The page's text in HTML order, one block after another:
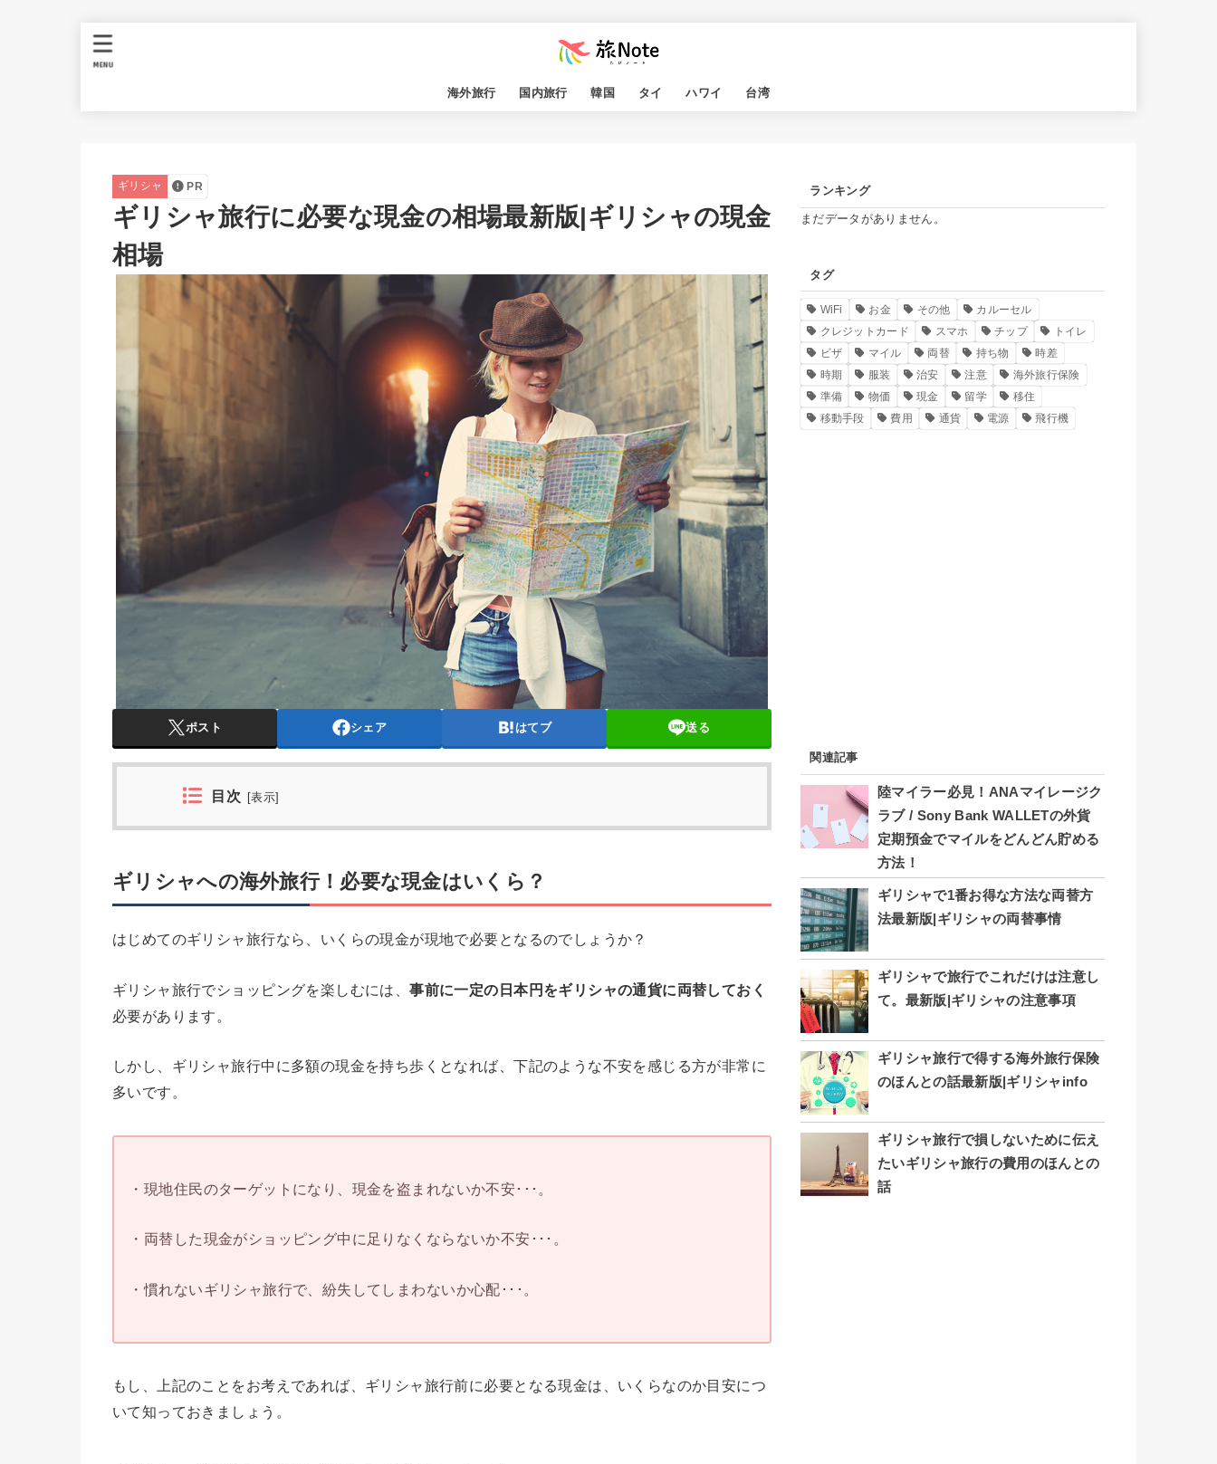
海外旅行 国内旅行 韓国 タイ ハワイ 台湾
MENU
ギリシャ PR
ギリシャ旅行に必要な現金の相場最新版|ギリシャの現金
相場
ポスト シェア はてブ 送る
目次 [表示
ギリシャへの海外旅行！必要な現金はいくら？
はじめてのギリシャ旅行なら、いくらの現金が現地で必要となるのでしょうか？
ギリシャ旅行でショッピングを楽しむには、事前に一定の日本円をギリシャの通貨に両替しておく
必要があります。
しかし、ギリシャ旅行中に多額の現金を持ち歩くとなれば、下記のような不安を感じる方が非常に
多いです。
・現地住民のターゲットになり、現金を盗まれないか不安･･･。
・両替した現金がショッピング中に足りなくならないか不安･･･。
・慣れないギリシャ旅行で、紛失してしまわないか心配･･･。
もし、上記のことをお考えであれば、ギリシャ旅行前に必要となる現金は、いくらなのか目安につ
いて知っておきましょう。
ランキング
まだデータがありません。
タグ
WiFi お金 その他
カルーセル
クレジットカード
スマホ チップ
トイレ
ビザ
マイル 両替 持ち物
時差
時期
服装 治安 注意
海外旅行保険
準備
物価 現金 留学
移住
移動手段
費用 通貨 電源 飛行機
関連記事
陸マイラー必見！ANAマイレージク
ラブ / Sony Bank WALLETの外貨
定期預金でマイルをどんどん貯める
方法！
ギリシャで1番お得な方法な両替方
法最新版|ギリシャの両替事情
ギリシャで旅行でこれだけは注意し
て。最新版|ギリシャの注意事項
ギリシャ旅行で得する海外旅行保険
のほんとの話最新版|ギリシャinfo
ギリシャ旅行で損しないために伝え
たいギリシャ旅行の費用のほんとの
話